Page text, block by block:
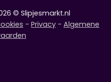
© Slipjesmarkt.nl
- Privacy - Algemene